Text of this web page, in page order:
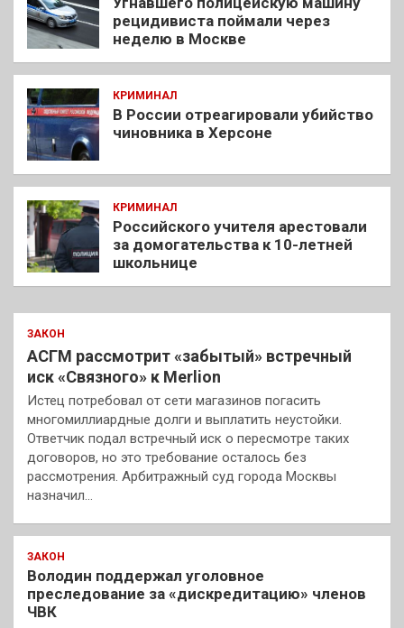
рецидивиста поймали через
неделю в Москве
КРИМИНАЛ
В России отреагировали убийство
чиновника в Херсоне
КРИМИНАЛ
Российского учителя арестовали
за домогательства к 10-летней
школьнице
ЗАКОН
АСГМ рассмотрит «забытый» встречный
иск «Связного» к Merlion
Истец потребовал от сети магазинов погасить
многомиллиардные долги и выплатить неустойки.
Ответчик подал встречный иск о пересмотре таких
договоров, но это требование осталось без
рассмотрения. Арбитражный суд города Москвы
назначил…
ЗАКОН
Володин поддержал уголовное
преследование за «дискредитацию» членов
ЧВК